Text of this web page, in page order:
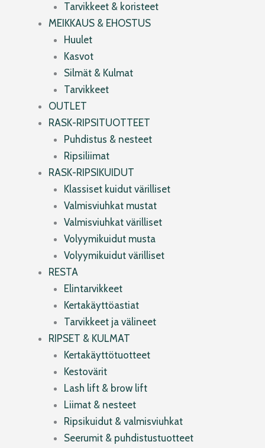
Tarvikkeet & koristeet
MEIKKAUS & EHOSTUS
Huulet
Kasvot
Silmät & Kulmat
Tarvikkeet
OUTLET
RASK-RIPSITUOTTEET
Puhdistus & nesteet
Ripsiliimat
RASK-RIPSIKUIDUT
Klassiset kuidut värilliset
Valmisviuhkat mustat
Valmisviuhkat värilliset
Volyymikuidut musta
Volyymikuidut värilliset
RESTA
Elintarvikkeet
Kertakäyttöastiat
Tarvikkeet ja välineet
RIPSET & KULMAT
Kertakäyttötuotteet
Kestovärit
Lash lift & brow lift
Liimat & nesteet
Ripsikuidut & valmisviuhkat
Seerumit & puhdistustuotteet